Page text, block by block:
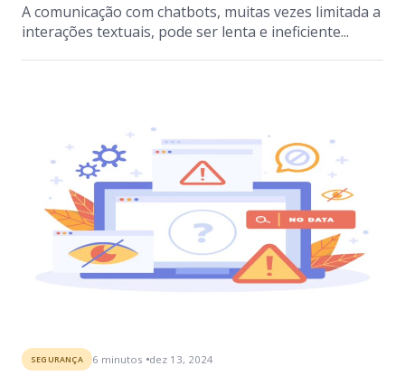
A comunicação com chatbots, muitas vezes limitada a
interações textuais, pode ser lenta e ineficiente...
SEGURANÇA 6 minutos dez 13, 2024